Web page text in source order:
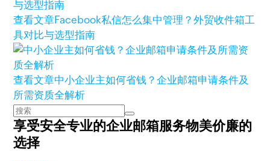
查看文章Facebook私信怎么集中管理？外贸收件箱工
具对比与选型指南
查看文章中小企业主如何省钱？企业邮箱申请条件及
所需资质全解析
享受安全专业的企业邮箱服务物美价廉的
选择